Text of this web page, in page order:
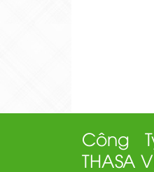
Công
THASA